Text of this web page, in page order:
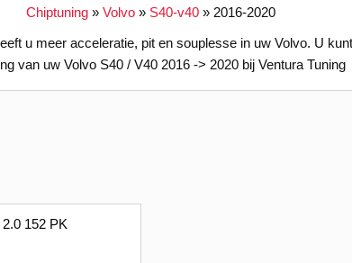
Chiptuning» Volvo» S40-v40» 2016-2020
u meer acceleratie, pit en souplesse in uw Volvo. U
van uw Volvo S40 / V40 2016 -> 2020 bij Ventura Tuning
152 PK